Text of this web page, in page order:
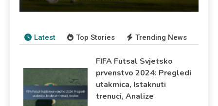
Analiza utakmice Marco Valente 03/04/2026
Latest Top Stories Trending News
FIFA Futsal Svjetsko
prvenstvo 2024: Pregledi
utakmica, Istaknuti
trenuci, Analize